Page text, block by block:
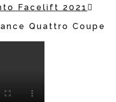
Facelift 2021
Quattro Coupe